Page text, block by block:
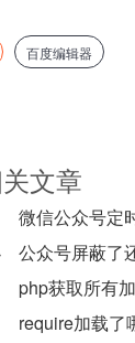
百度编辑器
文章
微信公众号定
公众号屏蔽了
php获取所有
require加载了